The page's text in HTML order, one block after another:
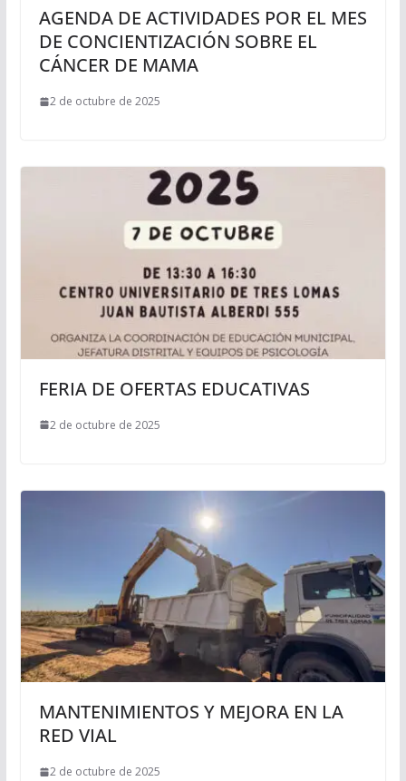
AGENDA DE ACTIVIDADES POR EL MES
DE CONCIENTIZACIÓN SOBRE EL
CÁNCER DE MAMA
2 de octubre de 2025
FERIA DE OFERTAS EDUCATIVAS
2 de octubre de 2025
MANTENIMIENTOS Y MEJORA EN LA
RED VIAL
2 de octubre de 2025